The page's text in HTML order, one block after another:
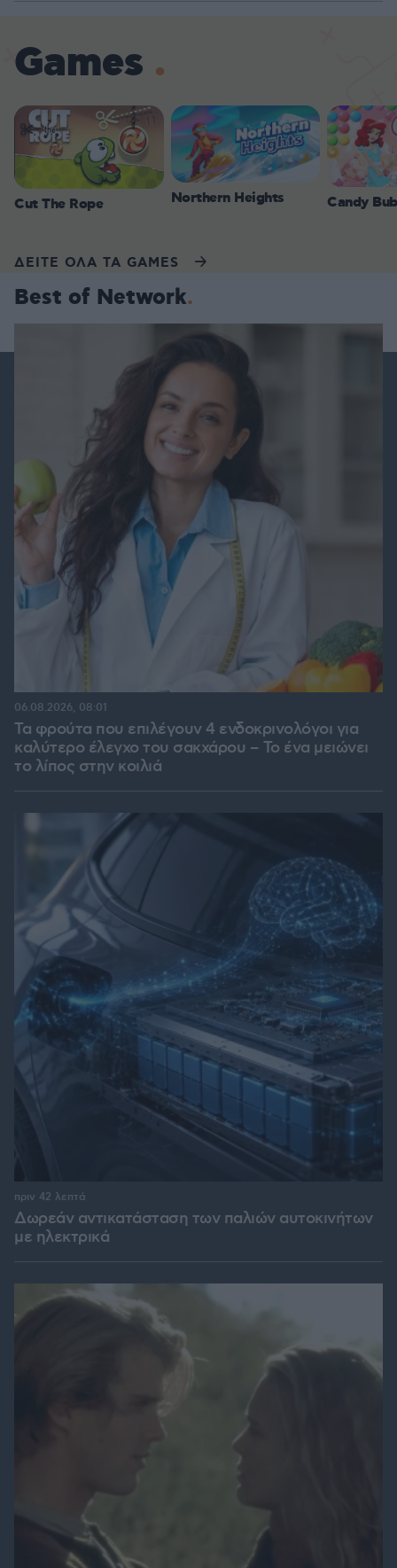
Games
Cut The Rope Northern Heights Candy
ΔΕΙΤΕ ΟΛΑ ΤΑ GAMES
Best of Network
Τα φρούτα που επιλέγουν 4 ενδοκρινολόγοι για
καλύτερο έλεγχο του σακχάρου – Το ένα μειώνει
το λίπος στην κοιλιά
06.08.2026, 08:01
Δωρεάν αντικατάσταση των παλιών αυτοκινήτων
με ηλεκτρικά
πριν 42 λεπτά